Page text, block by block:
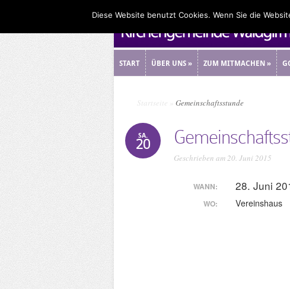
START ÜBER UNS» ZUM MITMACHEN»
Startseite Gemeinschaftsstunde
SA.
20
Geschrieben am 20. Juni 2015
WANN: 28. Juni
WO: Vereinshaus
Diese Website benutzt Cookies. Wenn Sie die